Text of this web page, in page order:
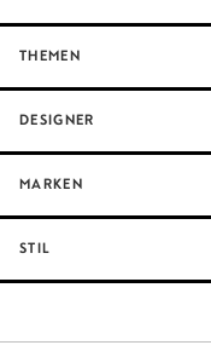
THEMEN
DESIGNER
MARKEN
STIL